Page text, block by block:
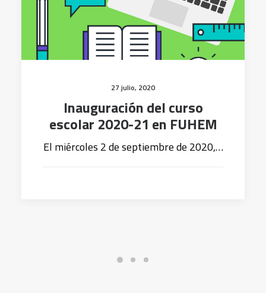
27 julio, 2020
Inauguración del curso
escolar 2020-21 en FUHEM
El miércoles 2 de septiembre de 2020,…